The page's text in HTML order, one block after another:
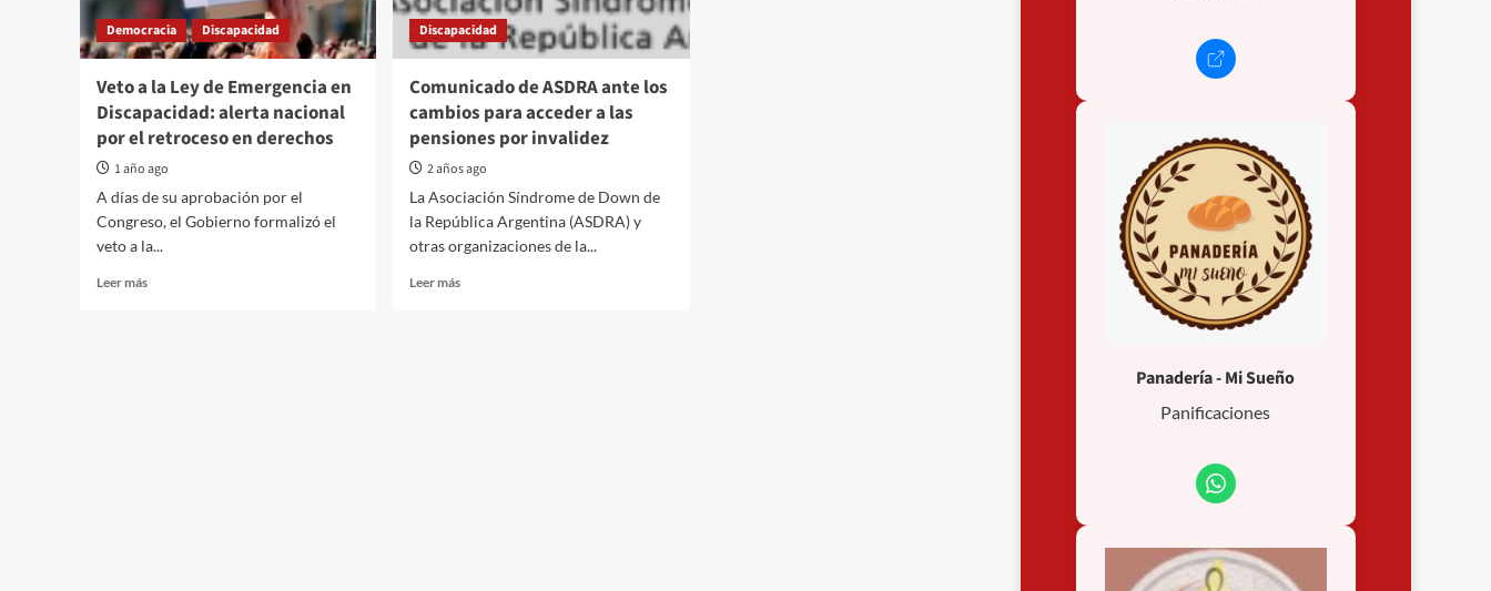
miércoles
Democracia Discapacidad
Veto a la Ley de Emergencia en
Discapacidad: alerta nacional
por el retroceso en derechos
1 año ago
A días de su aprobación por el
Congreso, el Gobierno formalizó el
veto a la...
Leer másRead
Discapacidad
Comunicado de ASDRA ante los
cambios para acceder a las
pensiones por invalidez
2 años ago
La Asociación Síndrome de Down de
la República Argentina (ASDRA) y
otras organizaciones de la...
Leer másRead
Panadería - Mi Sueño
Panificaciones